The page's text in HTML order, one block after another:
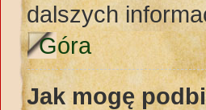
dalszych
Góra
Jak mogę